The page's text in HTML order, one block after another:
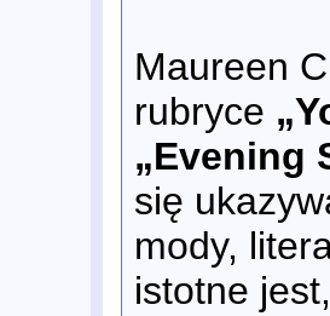
Maureen
rubryce
„Evening
się
mody,
istotne